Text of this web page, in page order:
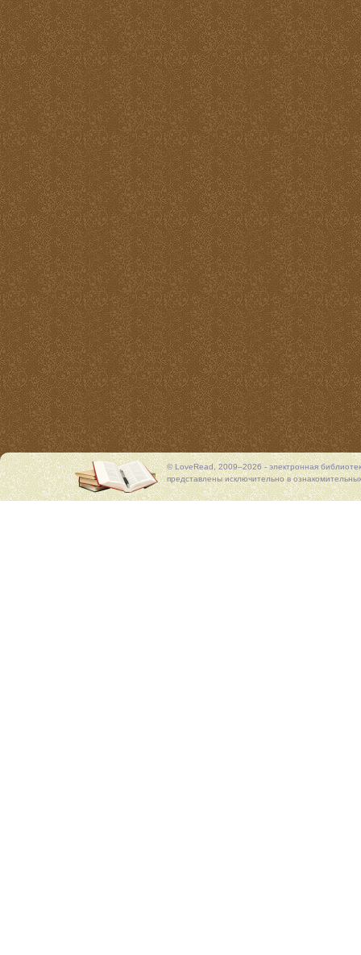
© LoveRead, 2009–2026 - электронная
представлены исключительно в